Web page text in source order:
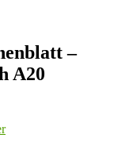
–
A20